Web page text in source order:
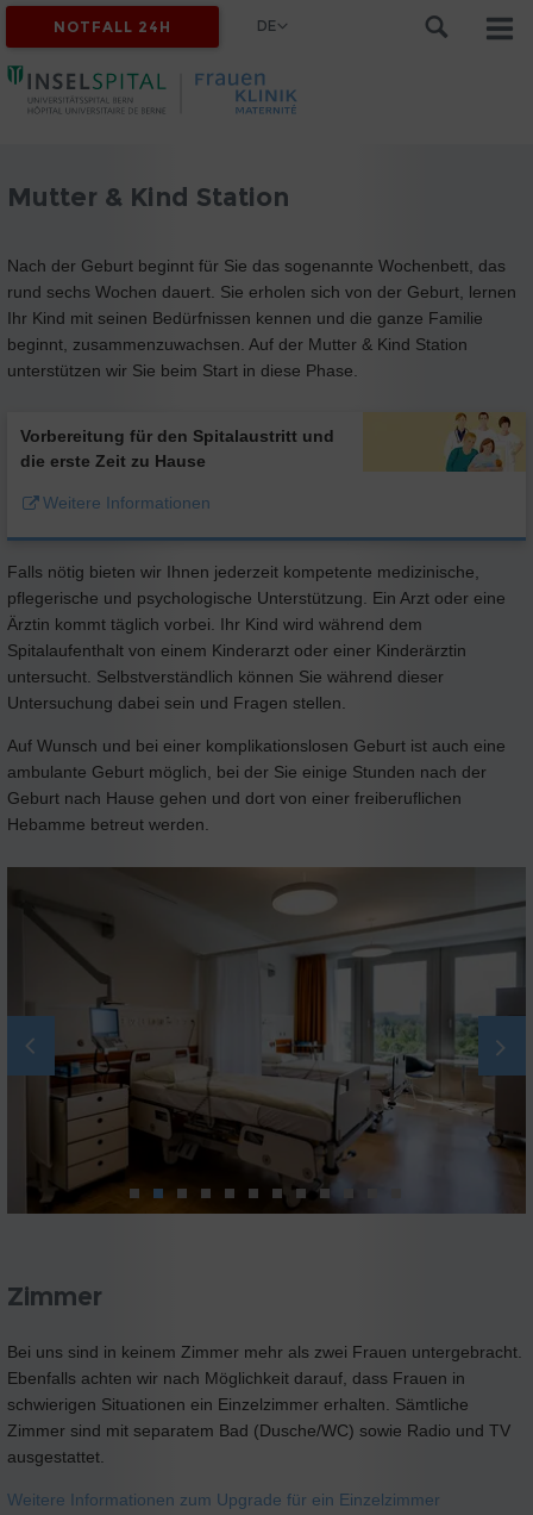
NOTFALL 24H DE
Mutter & Kind Station
Nach der Geburt beginnt für Sie das sogenannte Wochenbett, das
rund sechs Wochen dauert. Sie erholen sich von der Geburt, lernen
Ihr Kind mit seinen Bedürfnissen kennen und die ganze Familie
beginnt, zusammenzuwachsen. Auf der Mutter & Kind Station
unterstützen wir Sie beim Start in diese Phase.
Vorbereitung für den Spitalaustritt und
die erste Zeit zu Hause
Weitere Informationen
Falls nötig bieten wir Ihnen jederzeit kompetente medizinische,
pflegerische und psychologische Unterstützung. Ein Arzt oder eine
Ärztin kommt täglich vorbei. Ihr Kind wird während dem
Spitalaufenthalt von einem Kinderarzt oder einer Kinderärztin
untersucht. Selbstverständlich können Sie während dieser
Untersuchung dabei sein und Fragen stellen.
Auf Wunsch und bei einer komplikationslosen Geburt ist auch eine
ambulante Geburt möglich, bei der Sie einige Stunden nach der
Geburt nach Hause gehen und dort von einer freiberuflichen
Hebamme betreut werden.
Zimmer
Bei uns sind in keinem Zimmer mehr als zwei Frauen untergebracht.
Ebenfalls achten wir nach Möglichkeit darauf, dass Frauen in
schwierigen Situationen ein Einzelzimmer erhalten. Sämtliche
Zimmer sind mit separatem Bad (Dusche/WC) sowie Radio und TV
ausgestattet.
Weitere Informationen zum Upgrade für ein Einzelzimmer